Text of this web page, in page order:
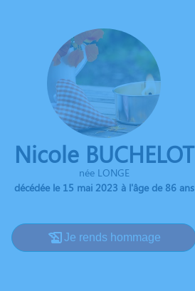
Nicole BUCHELOT
née LONGE
décédée le 15 mai 2023 à l'âge de 86 ans
Je rends hommage